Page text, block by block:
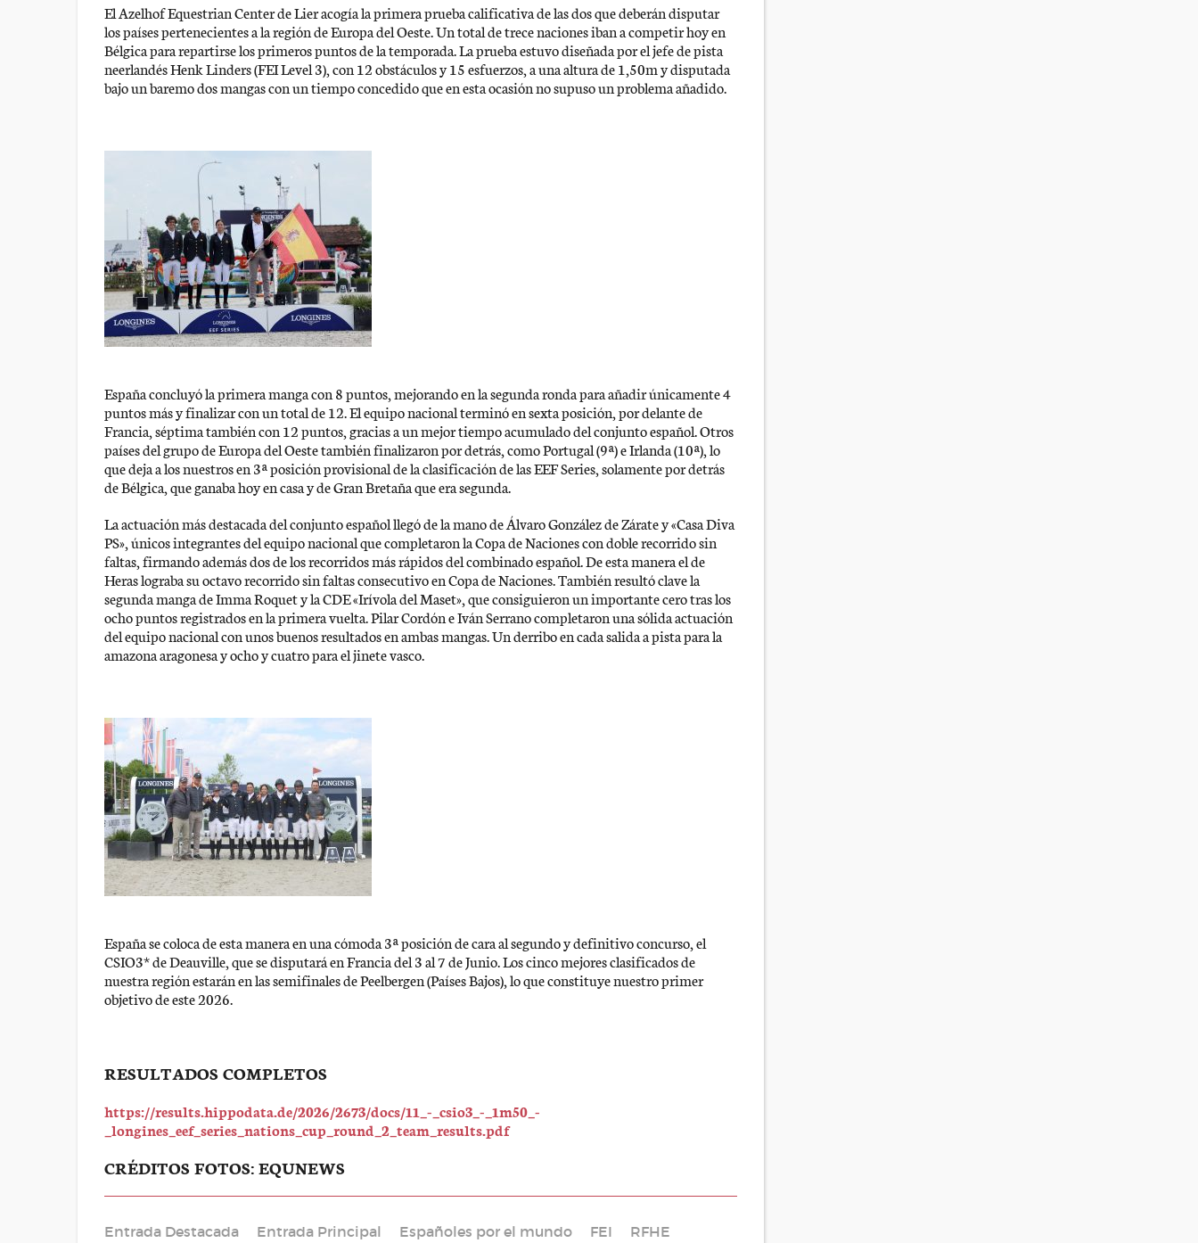
El Azelhof Equestrian Center de Lier acogía la primera prueba calificativa de las dos que deberán disputar
los países pertenecientes a la región de Europa del Oeste. Un total de trece naciones iban a competir hoy en
Bélgica para repartirse los primeros puntos de la temporada. La prueba estuvo diseñada por el jefe de pista
neerlandés Henk Linders (FEI Level 3), con 12 obstáculos y 15 esfuerzos, a una altura de 1,50m y disputada
bajo un baremo dos mangas con un tiempo concedido que en esta ocasión no supuso un problema añadido.
España concluyó la primera manga con 8 puntos, mejorando en la segunda ronda para añadir únicamente 4
puntos más y finalizar con un total de 12. El equipo nacional terminó en sexta posición, por delante de
Francia, séptima también con 12 puntos, gracias a un mejor tiempo acumulado del conjunto español. Otros
países del grupo de Europa del Oeste también finalizaron por detrás, como Portugal (9ª) e Irlanda (10ª), lo
que deja a los nuestros en 3ª posición provisional de la clasificación de las EEF Series, solamente por detrás
de Bélgica, que ganaba hoy en casa y de Gran Bretaña que era segunda.
La actuación más destacada del conjunto español llegó de la mano de Álvaro González de Zárate y «Casa Diva
PS», únicos integrantes del equipo nacional que completaron la Copa de Naciones con doble recorrido sin
faltas, firmando además dos de los recorridos más rápidos del combinado español. De esta manera el de
Heras lograba su octavo recorrido sin faltas consecutivo en Copa de Naciones. También resultó clave la
segunda manga de Imma Roquet y la CDE «Irívola del Maset», que consiguieron un importante cero tras los
ocho puntos registrados en la primera vuelta. Pilar Cordón e Iván Serrano completaron una sólida actuación
del equipo nacional con unos buenos resultados en ambas mangas. Un derribo en cada salida a pista para la
amazona aragonesa y ocho y cuatro para el jinete vasco.
España se coloca de esta manera en una cómoda 3ª posición de cara al segundo y definitivo concurso, el
CSIO3* de Deauville, que se disputará en Francia del 3 al 7 de Junio. Los cinco mejores clasificados de
nuestra región estarán en las semifinales de Peelbergen (Países Bajos), lo que constituye nuestro primer
objetivo de este 2026.
RESULTADOS COMPLETOS
https://results.hippodata.de/2026/2673/docs/11_-_csio3_-_1m50_-
_longines_eef_series_nations_cup_round_2_team_results.pdf
CRÉDITOS FOTOS: EQUNEWS
Entrada Destacada Entrada Principal Españoles por el mundo FEI RFHE